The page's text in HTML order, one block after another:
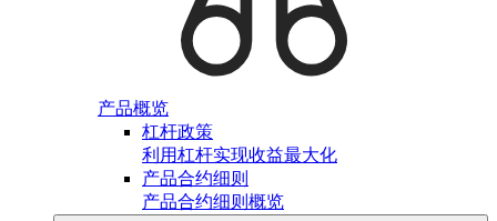
产品概览
杠杆政策
利用杠杆实现收益最大化
产品合约细则
产品合约细则概览